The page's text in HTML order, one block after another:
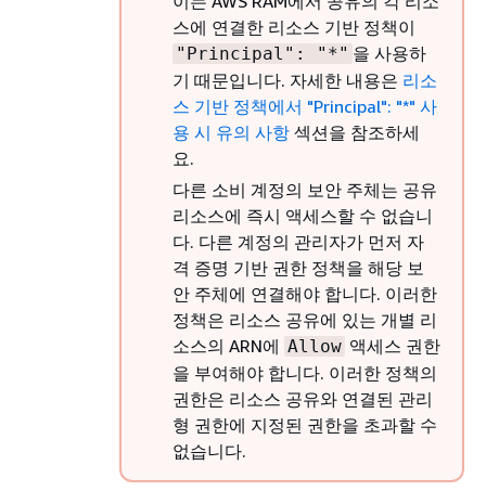
스에 연결한 리소스 기반 정책이
"Principal": "*" 을 사용하
기 때문입니다. 자세한 내용은 리소
스 기반 정책에서 "Principal": "*" 사
용 시 유의 사항 섹션을 참조하세
요.
다른 소비 계정의 보안 주체는 공유
리소스에 즉시 액세스할 수 없습니
다. 다른 계정의 관리자가 먼저 자
격 증명 기반 권한 정책을 해당 보
안 주체에 연결해야 합니다. 이러한
정책은 리소스 공유에 있는 개별 리
소스의 ARN에 Allow 액세스 권한
을 부여해야 합니다. 이러한 정책의
권한은 리소스 공유와 연결된 관리
형 권한에 지정된 권한을 초과할 수
없습니다.